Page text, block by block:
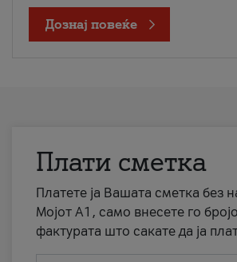
Дознај повеќе
Плати сметка
Платете ја Вашата сметка без
Мојот А1, само внесете го
фактурата што сакате да ја